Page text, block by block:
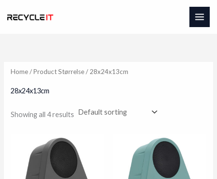
Home/ Product Størrelse / 28x24x13cm
28x24x13cm
Showing all 4 results